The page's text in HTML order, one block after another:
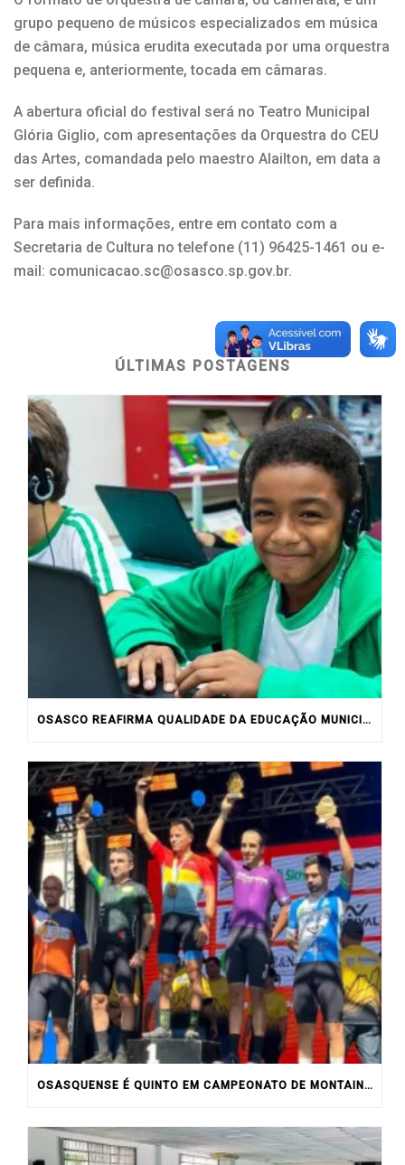
grupo pequeno de músicos especializados em música
de câmara, música erudita executada por uma orquestra
pequena e, anteriormente, tocada em câmaras.
A abertura oficial do festival será no Teatro Municipal
Glória Giglio, com apresentações da Orquestra do CEU
das Artes, comandada pelo maestro Alailton, em data a
ser definida.
Para mais informações, entre em contato com a
Secretaria de Cultura no telefone (11) 96425-1461 ou e-
mail: comunicacao.sc@osasco.sp.gov.br.
ÚLTIMAS POSTAGENS
OSASCO REAFIRMA QUALIDADE DA EDUCAÇÃO MUNICIPAL COM RESULTADOS DO IDEB
OSASQUENSE É QUINTO EM CAMPEONATO DE MONTAIN BIKE NO INTERIOR DO ESTADO